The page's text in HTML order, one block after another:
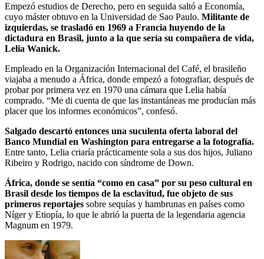
Empezó estudios de Derecho, pero en seguida saltó a Economía,
cuyo máster obtuvo en la Universidad de Sao Paulo. Militante de
izquierdas, se trasladó en 1969 a Francia huyendo de la
dictadura en Brasil, junto a la que sería su compañera de vida,
Lelia Wanick.
Empleado en la Organización Internacional del Café, el brasileño
viajaba a menudo a África, donde empezó a fotografiar, después de
probar por primera vez en 1970 una cámara que Lelia había
comprado. “Me di cuenta de que las instantáneas me producían más
placer que los informes económicos”, confesó.
Salgado descartó entonces una suculenta oferta laboral del
Banco Mundial en Washington para entregarse a la fotografía.
Entre tanto, Lelia criaría prácticamente sola a sus dos hijos, Juliano
Ribeiro y Rodrigo, nacido con síndrome de Down.
África, donde se sentía “como en casa” por su peso cultural en
Brasil desde los tiempos de la esclavitud, fue objeto de sus
primeros reportajes sobre sequías y hambrunas en países como
Níger y Etiopía, lo que le abrió la puerta de la legendaria agencia
Magnum en 1979.